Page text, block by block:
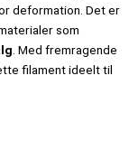
deformation. Det er
som
. Med fremragende
filament ideelt til